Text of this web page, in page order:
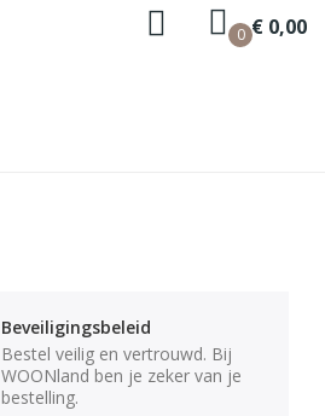
0 € 0,00
Beveiligingsbeleid
Bestel veilig en vertrouwd. Bij
WOONland ben je zeker van je
bestelling.